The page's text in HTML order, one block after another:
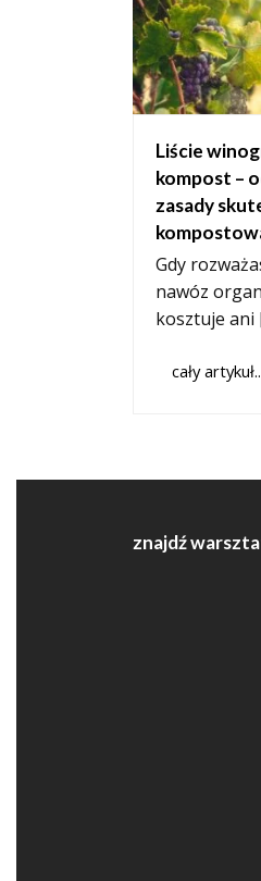
Liście
kompost –
zasady
Gdy
nawóz
kosztuje ani
cały
znajdź